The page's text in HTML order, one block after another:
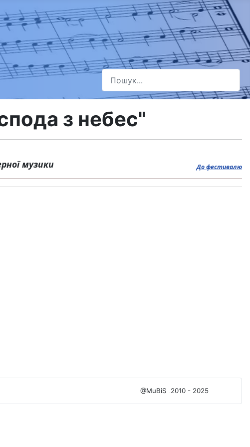
Пошук
Type 2 or more characters for results.
з небес"
музики До фестивалю
@MuBiS 2010 - 2025